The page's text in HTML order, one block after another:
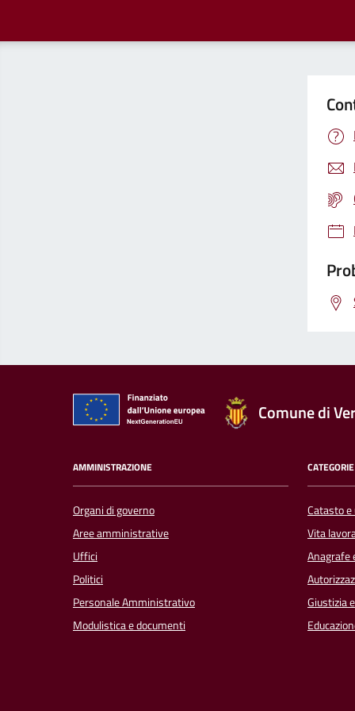
Comune di
AMMINISTRAZIONE
Organi di governo
Aree amministrative
Uffici
Politici
Personale Amministrativo
Modulistica e documenti
Catasto
Vita
Anagrafe
Giustizia